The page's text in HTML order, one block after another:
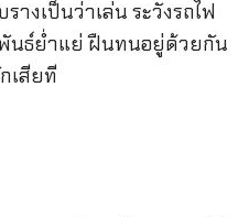
างเป็นว่าเล่น ระวังรถไฟ
นธ์ย่ำแย่ ฝืนทนอยู่ด้วยกัน
เสียที